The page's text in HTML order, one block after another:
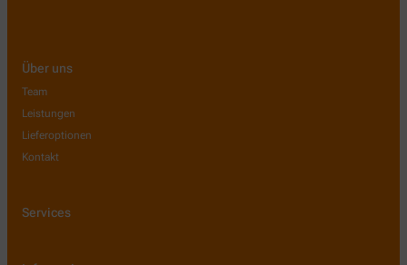
Über uns
Team
Leistungen
Lieferoptionen
Kontakt
Services